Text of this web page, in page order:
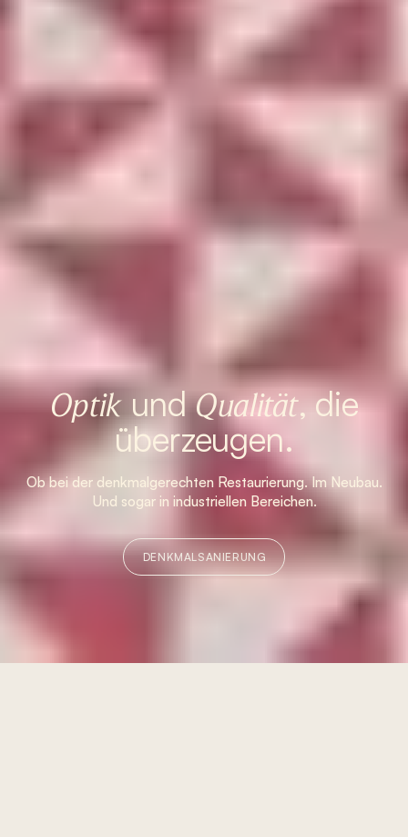
OptikundQualität, die
überzeugen.
Ob bei der denkmalgerechten Restaurierung. Im Neubau.
Und sogar in industriellen Bereichen.
DENKMALSANIERUNG